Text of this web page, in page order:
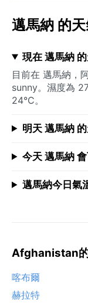
邁馬納 的
現在 邁馬納
目前在 邁馬納，
sunny。濕度為
24°C。
明天 邁馬納
今天 邁馬納
邁馬納今日氣
Afghanistan
喀布爾
赫拉特